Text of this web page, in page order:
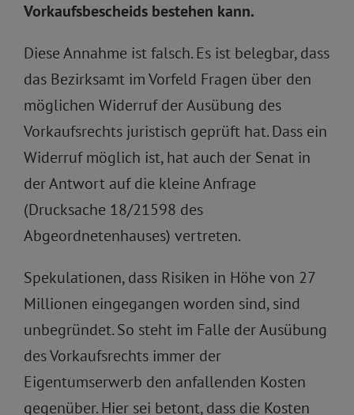
Vorkaufsbescheids bestehen kann.
Diese Annahme ist falsch. Es ist belegbar, dass
das Bezirksamt im Vorfeld Fragen über den
möglichen Widerruf der Ausübung des
Vorkaufsrechts juristisch geprüft hat. Dass ein
Widerruf möglich ist, hat auch der Senat in
der Antwort auf die kleine Anfrage
(Drucksache 18/21598 des
Abgeordnetenhauses) vertreten.
Spekulationen, dass Risiken in Höhe von 27
Millionen eingegangen worden sind, sind
unbegründet. So steht im Falle der Ausübung
des Vorkaufsrechts immer der
Eigentumserwerb den anfallenden Kosten
gegenüber. Hier sei betont, dass die Kosten